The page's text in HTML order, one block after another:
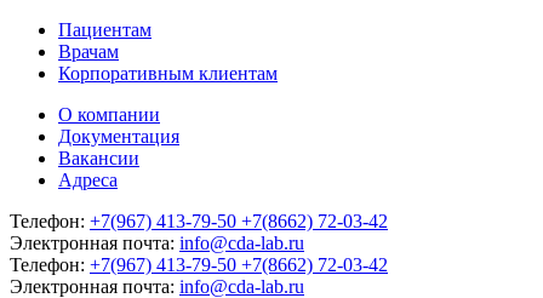
Пациентам
Врачам
Корпоративным клиентам
О компании
Документация
Вакансии
Адреса
Телефон: +7(967) 413-79-50 +7(8662) 72-03-42
Электронная почта: info@cda-lab.ru
Телефон: +7(967) 413-79-50 +7(8662) 72-03-42
Электронная почта: info@cda-lab.ru